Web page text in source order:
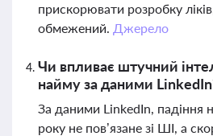
прискорювати розробку
обмежений. Джерело
Чи впливає штучний
найму за даними
За даними LinkedIn, падіння
року не пов’язане зі ШІ, а